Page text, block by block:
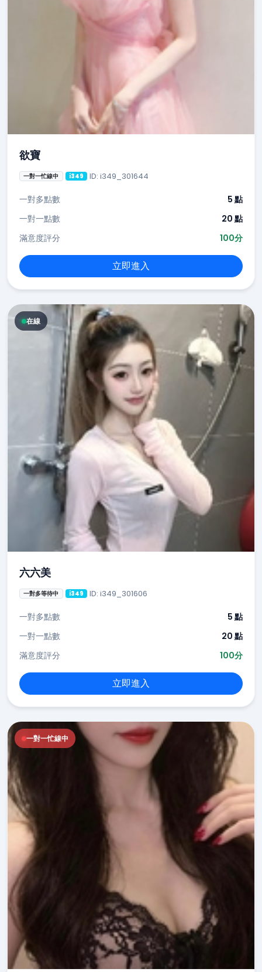
欲寶
一對一忙線中 i349 ID: i349_301644
一對多點數
5 點
一對一點數
20 點
滿意度評分
100分
立即進入
在線
六六美
一對多等待中 i349 ID: i349_301606
一對多點數
5 點
一對一點數
20 點
滿意度評分
100分
立即進入
一對一忙線中